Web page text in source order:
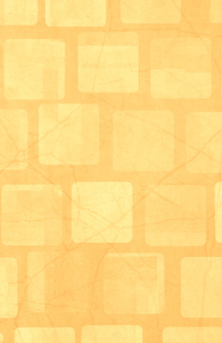
6月に入り30℃超えることが多くなってきました。ご
を付けて頂くとともに、 マスクの着用が増えている
づきにくく脱水傾向になり 水分不足による熱中症が
です。のどが渇く前に細目な水分補給を 心がけて頂